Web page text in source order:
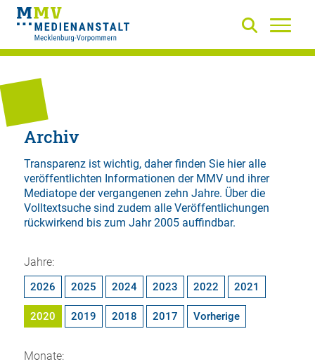
Archiv
Transparenz ist wichtig, daher finden Sie hier alle
veröffentlichten Informationen der MMV und ihrer
Mediatope der vergangenen zehn Jahre. Über die
Volltextsuchesind zudem alle Veröffentlichungen
rückwirkend bis zum Jahr 2005 auffindbar.
Jahre:
2026 2025 2024 2023 2022 2021
2020 2019 2018 2017 Vorherige
Monate: